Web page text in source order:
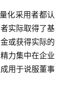
化采用者都认
实际取得了基
或获得实际的
力集中在企业
用于说服董事